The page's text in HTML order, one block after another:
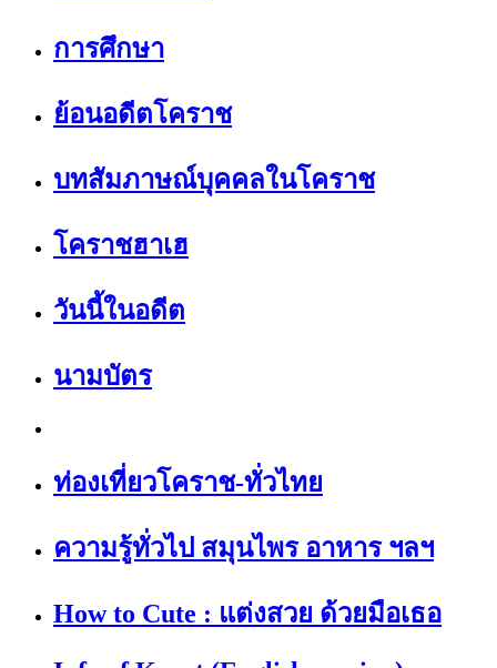
การศึกษา
ย้อนอดีตโคราช
บทสัมภาษณ์บุคคลในโคราช
โคราชฮาเฮ
วันนี้ในอดีต
นามบัตร
ท่องเที่ยวโคราช-ทั่วไทย
ความรู้ทั่วไป สมุนไพร อาหาร ฯลฯ
How to Cute : แต่งสวย ด้วยมือเธอ